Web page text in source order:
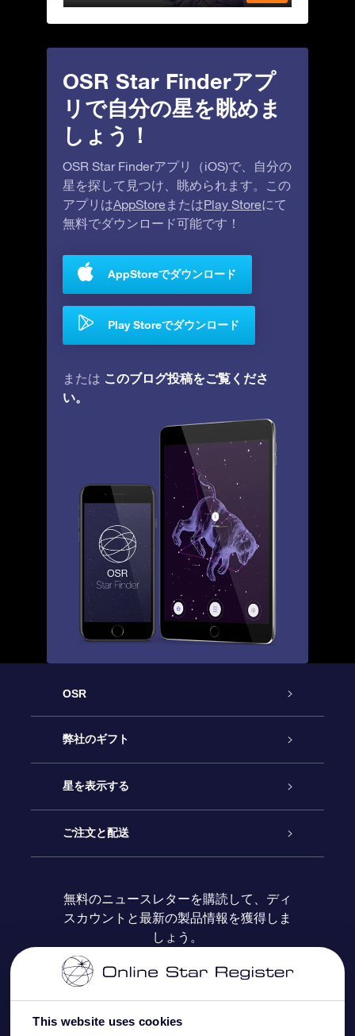
This website uses cookies
OSR Star Finderアプ
リで自分の星を眺めま
しょう！
OSR Star Finderアプリ（iOS)で、自分の
星を探して見つけ、眺められます。この
アプリはAppStore またはPlay Storeにて
無料でダウンロード可能です！
AppStoreでダウンロード
Play Storeでダウンロード
または このブログ投稿をご覧くださ
い。
OSR
カスタマーサービス
お問い合わせ
ブログ
レビュー
弊社のギフト
Online Starギフト
OSRギフトパック
OSR ギフトカード
法人ギフト
星を表示する
星の登録
カスタマイズされたStar Page
One Million Stars
OSR Starsaver
ご注文と配送
お支払いに関する情報
配送に関する情報
返品ポリシ
無料のニュースレターを購読して、ディ
スカウントと最新の製品情報を獲得しま
しょう。